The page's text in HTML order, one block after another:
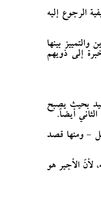
الرجوع إليه
بينها
إلى ذويهم
بحيث يصبح
أيضاً.
- ومنها قصد
لأنّ الأجير هو